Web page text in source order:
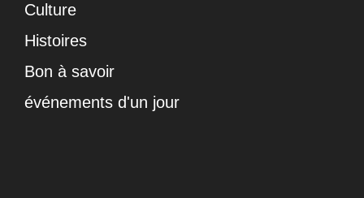
Culture
Histoires
Bon à savoir
événements d'un jour